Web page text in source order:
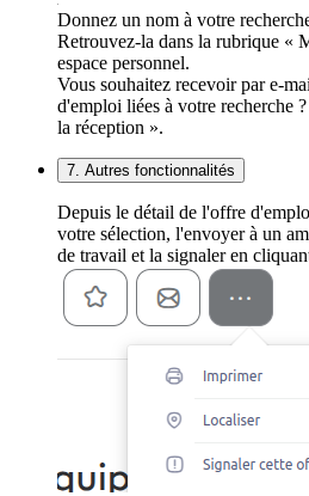
Donnez un nom à votre
Retrouvez-la dans la rubrique «
espace personnel.
Vous souhaitez recevoir par e-
d'emploi liées à votre recherche
la réception ».
7. Autres fonctionnalités
Depuis le détail de l'offre
votre sélection, l'envoyer à un
de travail et la signaler en